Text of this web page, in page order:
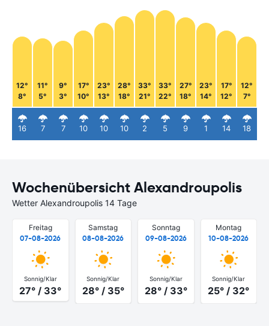
12°
8°
16
11°
5°
7
9°
3°
7
17°
10°
10
23°
13°
10
28°
18°
10
33°
21°
2
33°
22°
5
27°
18°
9
23°
14°
1
17°
12°
14
12°
7°
18
Wochenübersicht Alexandroupolis
Wetter Alexandroupolis 14 Tage
Freitag
07-08-2026
Sonnig/Klar
27° / 33°
Samstag
08-08-2026
Sonnig/Klar
28° / 35°
Sonntag
09-08-2026
Sonnig/Klar
28° / 33°
Montag
10-08-2026
Sonnig/Klar
25° / 32°